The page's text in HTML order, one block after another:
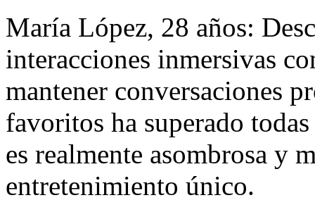
María López, 28 años:
interacciones inmersivas
mantener conversaciones
favoritos ha superado
es realmente asombrosa y
entretenimiento único.